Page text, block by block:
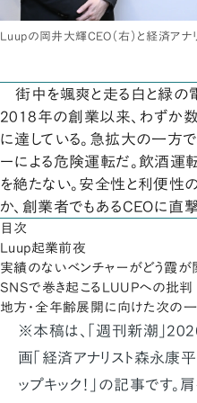
Luupの岡井大輝CEO（右）と経済アナ
街中を颯爽と走る白と緑の電
2018年の創業以来、わずか
に達している。急拡大の一方
ーによる危険運転だ。飲酒
を絶たない。安全性と利便性
か、創業者でもあるCEOに直撃
目次
Luup起業前夜
実績のないベンチャーがどう霞が
SNSで巻き起こるLUUPへの批判
地方・全年齢展開に向けた次の
※本稿は、「週刊新潮」
画「経済アナリスト森永康
ップキック！」の記事です